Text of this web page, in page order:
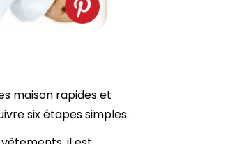
maison rapides et
six étapes simples.